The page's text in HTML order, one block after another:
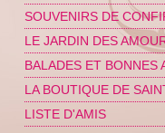
SOUVENIRS DE
LE JARDIN DES
BALADES ET BONNES
LA BOUTIQUE DE
LISTE D'AMIS